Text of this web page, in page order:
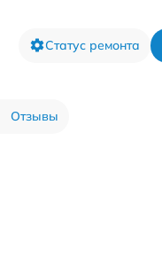
Статус ремонта
Отзывы